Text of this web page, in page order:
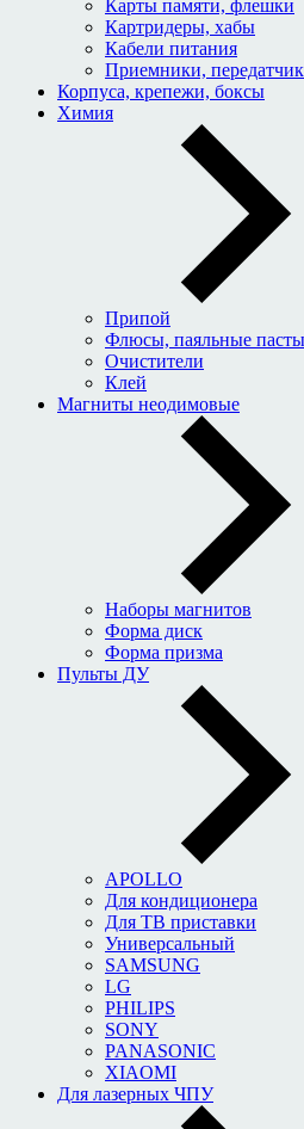
Карты памяти, флешки
Картридеры, хабы
Кабели питания
Приемники,
Корпуса, крепежи, боксы
Химия
Припой
Флюсы, паяльные пасты
Очистители
Клей
Магниты неодимовые
Наборы магнитов
Форма диск
Форма призма
Пульты ДУ
APOLLO
Для кондиционера
Для ТВ приставки
Универсальный
SAMSUNG
LG
PHILIPS
SONY
PANASONIC
XIAOMI
Для лазерных ЧПУ